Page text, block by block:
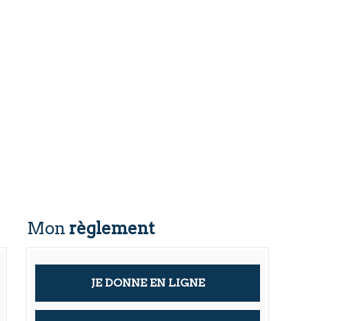
Mon règlement
JE DONNE EN LIGNE